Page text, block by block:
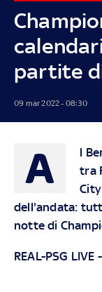
partite
09 mar 2022 - 08:30
A
l
tra
dell'andata:
notte di
REAL-PSG LIVE